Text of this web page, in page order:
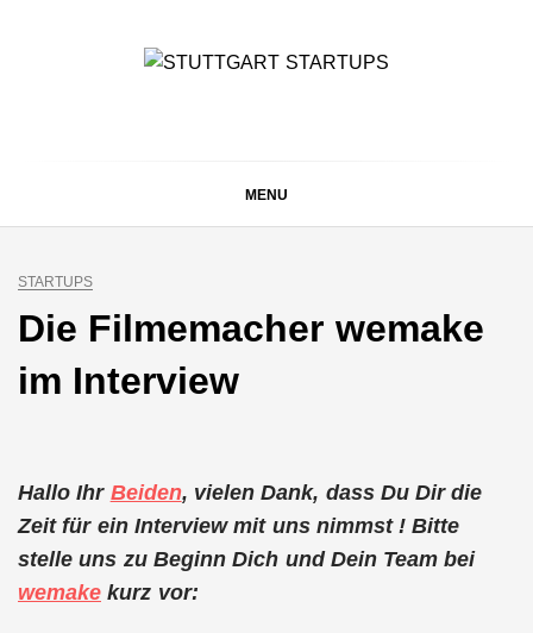
MENU
STARTUPS
Die Filmemacher wemake
im Interview
Hallo Ihr Beiden, vielen Dank, dass Du Dir die
Zeit für ein Interview mit uns nimmst ! Bitte
stelle uns zu Beginn Dich und Dein Team bei
wemake kurz vor: